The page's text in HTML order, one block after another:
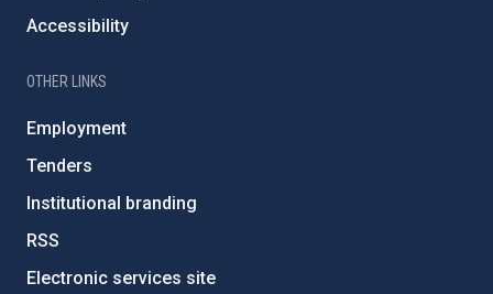
Accessibility
OTHER LINKS
Employment
Tenders
Institutional branding
RSS
Electronic services site